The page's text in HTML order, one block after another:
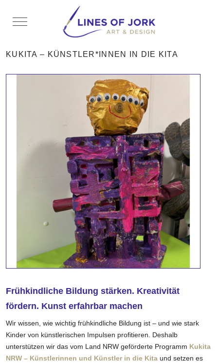
Mobile Menu Toggle
KUKITA – KÜNSTLER*INNEN IN DIE KITA
Frühkindliche Bildung stärken. Kreativität
fördern. Kunst erfahrbar machen
Wir wissen, wie wichtig frühkindliche Bildung ist – und wie stark
Kinder von künstlerischen Impulsen profitieren. Deshalb
unterstützen wir das vom Land NRW geförderte Programm Kukita
NRW – Künstlerinnen und Künstler in die Kita und setzen es